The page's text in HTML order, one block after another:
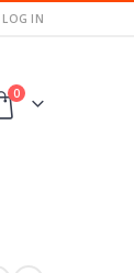
LOG IN
0